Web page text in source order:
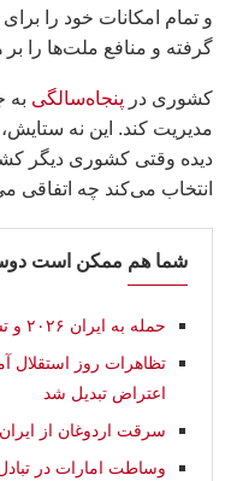
و تمام امکانات خود را
گرفته و منافع ملت‌ها را
کشوری در پنجاه‌سالگی به
مدیریت کند. این نه
دیده وقتی کشوری دیگر
انتخاب می‌کند چه اتفاقی
شما هم ممکن است
حمله به ایران ۲۰۲۶ و تشدید درگیری‌ها در خاورميانه
تظاهرات روز استقلال
اعتراض تبدیل شد
سرقت اردوغان از
وساطت امارات در تبادل اسرا، ۷۴۷۱